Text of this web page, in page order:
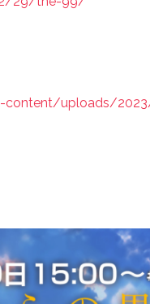
uploads/2023/